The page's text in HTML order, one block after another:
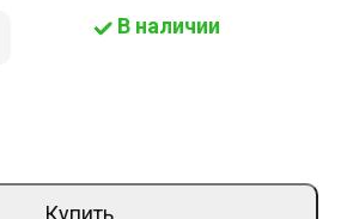
В наличии
Купить